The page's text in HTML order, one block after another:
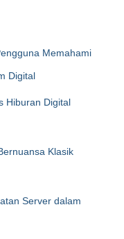
Memahami
Digital
Hiburan Digital
Klasik
Server dalam